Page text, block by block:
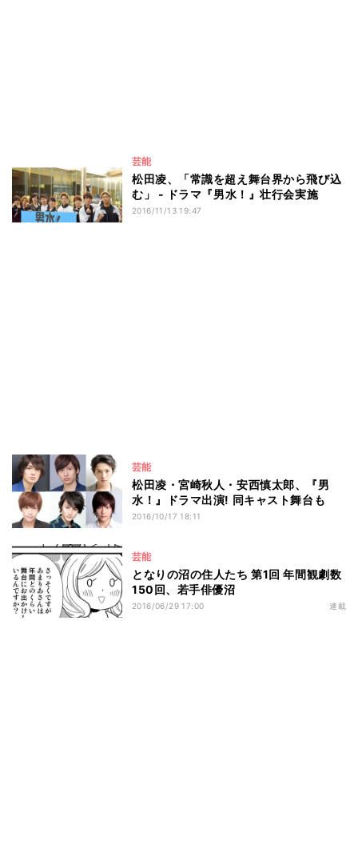
芸能
松田凌、「常識を超え舞台界から飛び込
む」 - ドラマ『男水！』壮行会実施
2016/11/13 19:47
芸能
松田凌・宮崎秋人・安西慎太郎、『男
水！』ドラマ出演! 同キャスト舞台も
2016/10/17 18:11
芸能
となりの沼の住人たち 第1回 年間観劇数
150回、若手俳優沼
2016/06/29 17:00 連載